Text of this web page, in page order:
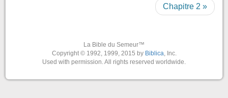
Chapitre 2 »
La Bible du Semeur™
Copyright © 1992, 1999, 2015 by Biblica, Inc.
Used with permission. All rights reserved worldwide.